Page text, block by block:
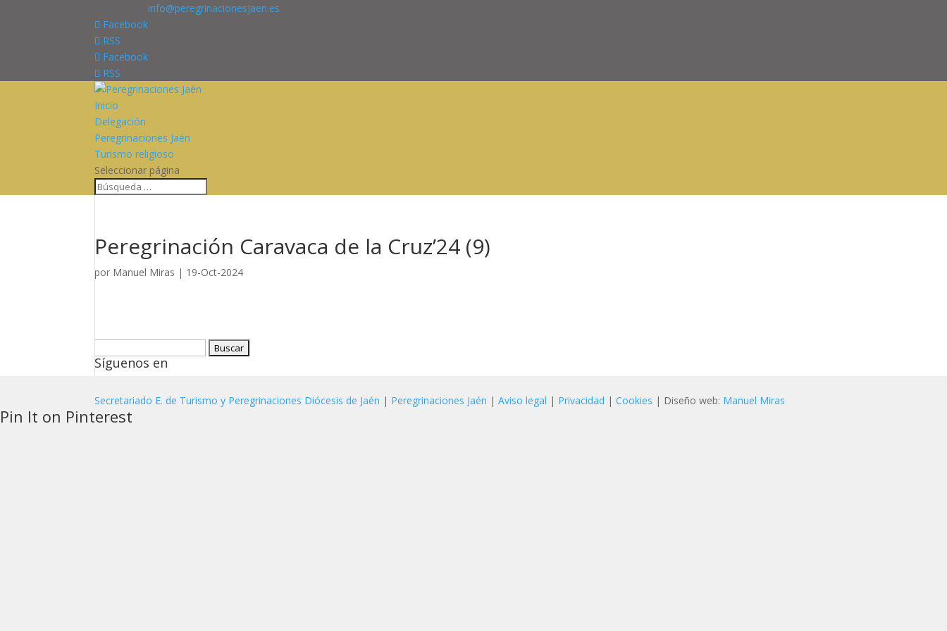
info@peregrinacionesjaen.es
Facebook
RSS
Facebook
RSS
Inicio
Delegación
Peregrinaciones Jaén
Turismo religioso
Seleccionar página
Peregrinación Caravaca de la Cruz’24 (9)
por Manuel Miras | 19-Oct-2024
Síguenos en
Secretariado E. de Turismo y Peregrinaciones Diócesis de Jaén | Peregrinaciones Jaén |Aviso legal | Privacidad |Cookies | Diseño web: Manuel Miras
Pin It on Pinterest